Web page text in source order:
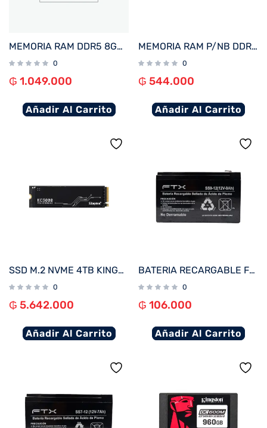
MEMORIA RAM DDR5 8GB 5200 FTX 114963
0
₲ 1.049.000
Añadir Al Carrito
MEMORIA RAM P/NB DDR4 8GB 3200 FTX 111689
0
₲ 544.000
Añadir Al Carrito
SSD M.2 NVME 4TB KINGSTON KC3000 SKC3000D/4096G 7000/7000 PCIE 4.0
0
₲ 5.642.000
Añadir Al Carrito
BATERIA RECARGABLE FTX 12V 9A SS9-12
0
₲ 106.000
Añadir Al Carrito